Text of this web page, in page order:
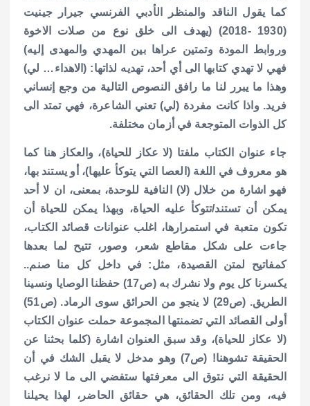
كما يقول الناقد والمنظر الأدبي الفرنسي جيرار جينيت
(1930 -2018) (يهدف الى خلق نوع من صلات الاخوة
وروابط المودة وتمتين عراها بين المهدي والمهدى إليه)
فهي لا تهدي كتابها الى أي أحد، تهديه لذاتها: (الاهداء… لي)
وهذا ما يبرر لنا ما رافق النصوص التالية من وجع إنساني
فريد. واذا كانت مفردة (لي) تعني الشاعرة، فهي تمتد الى
كل الذوات المتوجعة في أزمان مختلفة.
جاء عنوان الكتاب ملفتا (لا عكاز للحياة)، والعكاز هنا كما
هو معروف في اللغة (العصا التي يتوكأ عليها)، أو يستند بها،
فهو اشارة من خلال (لا) النافية للوحدة، بمعنى، ان لا أحد
يمكن أن تستند/تتوكأ عليه الحياة، وبهذا يمكن للحياة أن
تكون متعبة في استمرارها، اغلب عنوانات قصائد الكتاب،
جاءت على شكل مقاطع شعر، وصور، تتيح لما بعدها
كمفاتيح لمتن القصيدة، مثل: في داخل كل منا صنم..
يكسرنا كل يوم ولا نشرك به (ص17) حفظنا الوصايا ونسينا
الطريق. (ص29) لا ينجو من الحرائق سوى الرماد. (ص51)
أولى القصائد التي تضمنتها المجموعة حملت عنوان الكتاب
(لا عكاز للحياة)، وقد سبق العنوان اشارة (كلما بحثنا عن
الحقيقة تشوهنا! (ص7) وهو مدخل لا يقبل الشك في أن
الحقيقة التي نتوق الى معرفتها ستفضي الى ما لا نرغب
فيه، ومن تلك الحقائق، هي حقائق الحاضر، لهذا يحيلنا